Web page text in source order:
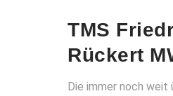
TMS
Rückert
Die immer noch weit